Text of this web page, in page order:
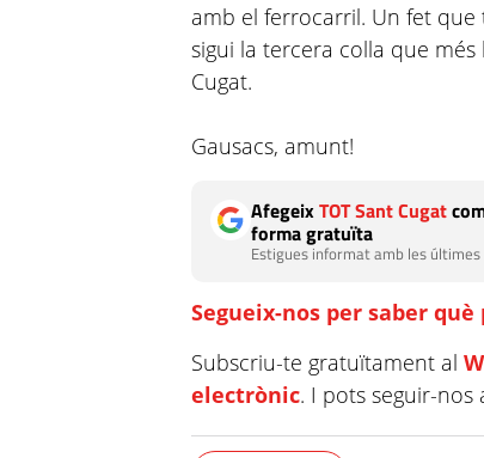
amb el ferrocarril. Un fet que
sigui la tercera colla que
Cugat.
Gausacs, amunt!
AfegeixTOT Sant Cugat
forma gratuïta
Estigues informat amb les
Segueix-nos per saber
Subscriu-te gratuïtament al
electrònic. I pots seguir-nos